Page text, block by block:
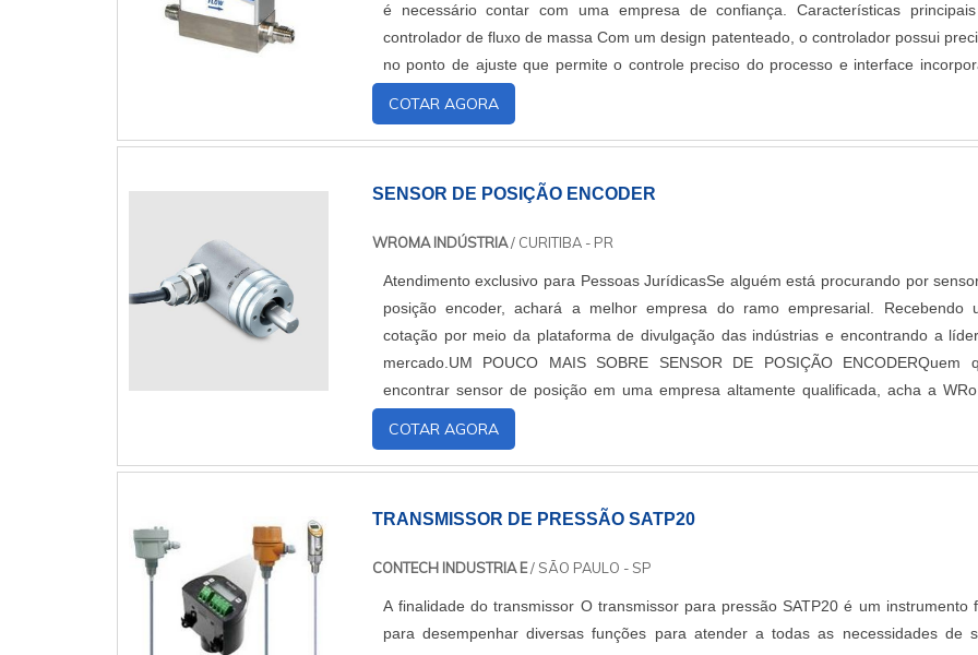
é necessário contar com uma empresa de confiança. Características
controlador de fluxo de massa Com um design patenteado, o controlador possui
no ponto de ajuste que permite o controle preciso do processo e interface
que permite ao usuário....
COTAR AGORA
SENSOR DE POSIÇÃO ENCODER
WROMA INDÚSTRIA/ CURITIBA - PR
Atendimento exclusivo para Pessoas JurídicasSe alguém está procurando por
posição encoder, achará a melhor empresa do ramo empresarial. Recebendo
cotação por meio da plataforma de divulgação das indústrias e encontrando a
mercado.UM POUCO MAIS SOBRE SENSOR DE POSIÇÃO ENCODERQuem
encontrar sensor de posição em uma empresa altamente qualificada, acha a
Atuando com sensores e conversores de sinais, oferecendo o que há de melhor
tecnologia ao cliente.Ainda focando em sensor de posição encoder, mais do que
apenas lucratividade, deve oferecer produtos e serviços que tenham ótima
empresas que não focam na fidelização do cliente.Existem muitas formas diferentes
especializada, com larga experiência em manutenção de laboratório;Profissionais
vasta experiência nas diversas áreas de atuação;Equipe de alta qualidade;
COTAR AGORA
TRANSMISSOR DE PRESSÃO SATP20
CONTECH INDUSTRIA E/ SÃO PAULO - SP
A finalidade do transmissor O transmissor para pressão SATP20 é um instrumento
para desempenhar diversas funções para atender a todas as necessidades de